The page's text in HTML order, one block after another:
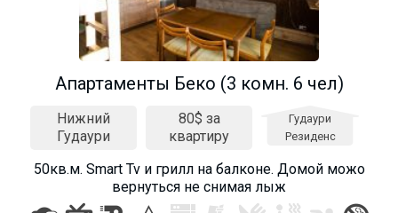
Апартаменты Беко (3 комн. 6 чел)
Нижний
Гудаури
80$ за
квартиру
Гудаури
Резиденс
50кв.м. Smart Tv и грилл на балконе. Домой можо
вернуться не снимая лыж